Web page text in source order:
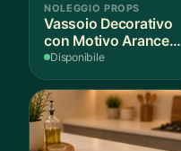
NOLEGGIO PROPS
Vassoio Decorativo
con Motivo Arance e
Foglie
Disponibile